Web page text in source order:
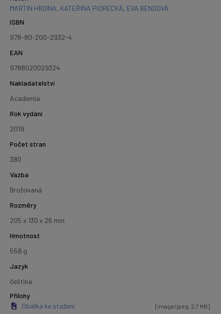
MARTIN HRDINA, KATEŘINA PIORECKÁ, EVA BENDOVÁ
ISBN
978-80-200-2932-4
EAN
9788020029324
Nakladatelství
Academia
Rok vydání
2019
Počet stran
380
Vazba
Brožovaná
Rozměry
205 x 130 x 26 mm
Hmotnost
558 g
Jazyk
čeština
Přílohy
Obálka ke stažení
[image/jpeg, 2,7 MB]